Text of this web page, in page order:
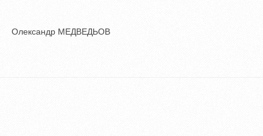
МЕДВЕДЬОВ